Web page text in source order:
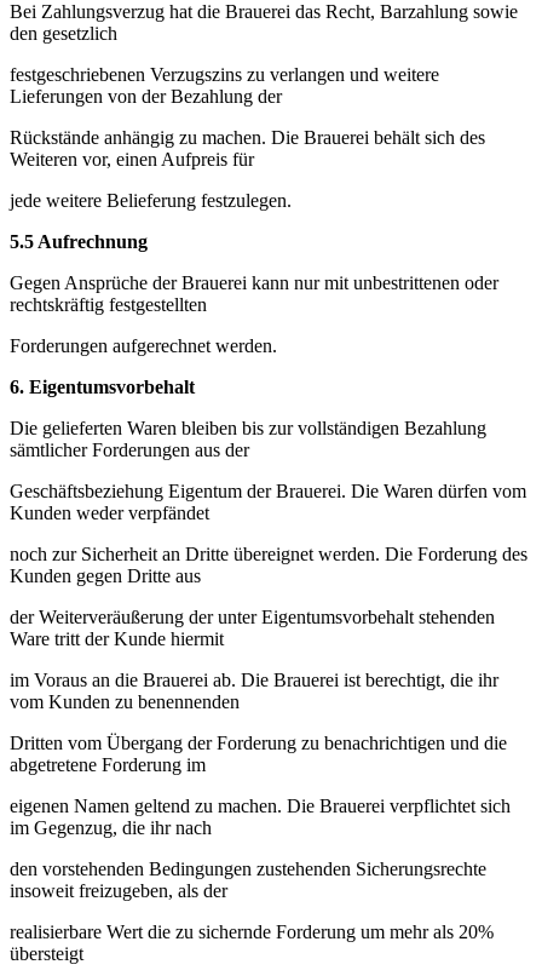
Bei Zahlungsverzug hat die Brauerei das Recht, Barzahlung sowie
den gesetzlich
festgeschriebenen Verzugszins zu verlangen und weitere
Lieferungen von der Bezahlung der
Rückstände anhängig zu machen. Die Brauerei behält sich des
Weiteren vor, einen Aufpreis für
jede weitere Belieferung festzulegen.
5.5 Aufrechnung
Gegen Ansprüche der Brauerei kann nur mit unbestrittenen oder
rechtskräftig festgestellten
Forderungen aufgerechnet werden.
6. Eigentumsvorbehalt
Die gelieferten Waren bleiben bis zur vollständigen Bezahlung
sämtlicher Forderungen aus der
Geschäftsbeziehung Eigentum der Brauerei. Die Waren dürfen vom
Kunden weder verpfändet
noch zur Sicherheit an Dritte übereignet werden. Die Forderung des
Kunden gegen Dritte aus
der Weiterveräußerung der unter Eigentumsvorbehalt stehenden
Ware tritt der Kunde hiermit
im Voraus an die Brauerei ab. Die Brauerei ist berechtigt, die ihr
vom Kunden zu benennenden
Dritten vom Übergang der Forderung zu benachrichtigen und die
abgetretene Forderung im
eigenen Namen geltend zu machen. Die Brauerei verpflichtet sich
im Gegenzug, die ihr nach
den vorstehenden Bedingungen zustehenden Sicherungsrechte
insoweit freizugeben, als der
realisierbare Wert die zu sichernde Forderung um mehr als 20%
übersteigt